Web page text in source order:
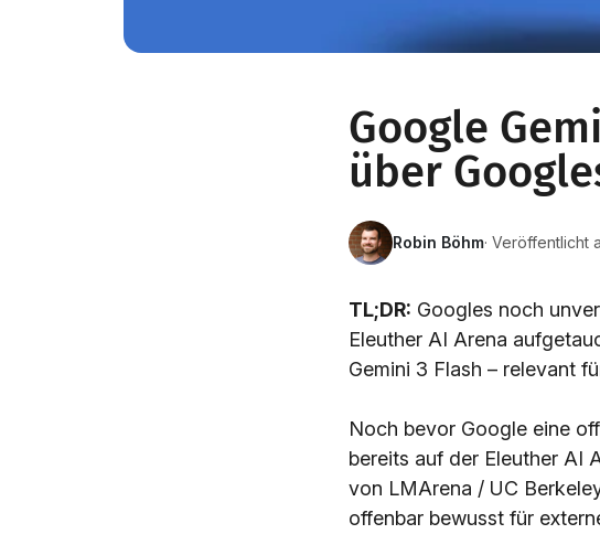
Google
über
Robin Böhm· Veröffentlicht
TL;DR: Googles noch
Eleuther AI Arena
Gemini 3 Flash – relevant
Noch bevor Google eine
bereits auf der Eleuther AI
von LMArena / UC
offenbar bewusst für